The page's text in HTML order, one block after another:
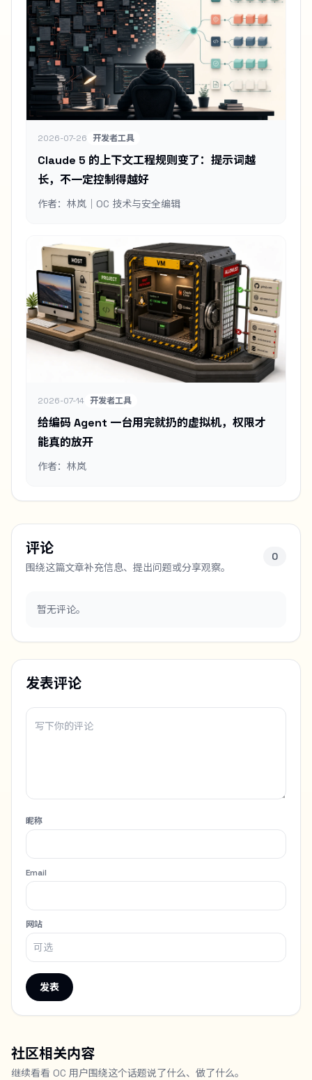
2026-07-26 开发者工具
Claude 5 的上下文工程规则变了：提示词越
长，不一定控制得越好
作者：林岚｜OC 技术与安全编辑
2026-07-14 开发者工具
给编码 Agent 一台用完就扔的虚拟机，权限才
能真的放开
作者：林岚
评论
围绕这篇文章补充信息、提出问题或分享观察。
0
暂无评论。
发表评论
昵称
Email
网站
发表
社区相关内容
继续看看 OC 用户围绕这个话题说了什么、做了什么。